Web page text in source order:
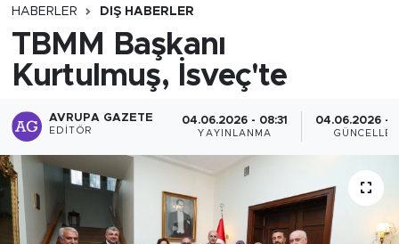
HABERLER DIŞ HABERLER
TBMM Başkanı
Kurtulmuş, İsveç'te
AVRUPA GAZETE
EDITÖR
04.06.2026 - 08:31
YAYINLANMA
04.06.2026 -